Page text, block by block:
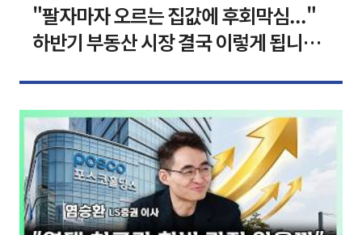
"팔자마자 오르는 집값에 후회막심..."
하반기 부동산 시장 결국 이렇게 됩니다 I